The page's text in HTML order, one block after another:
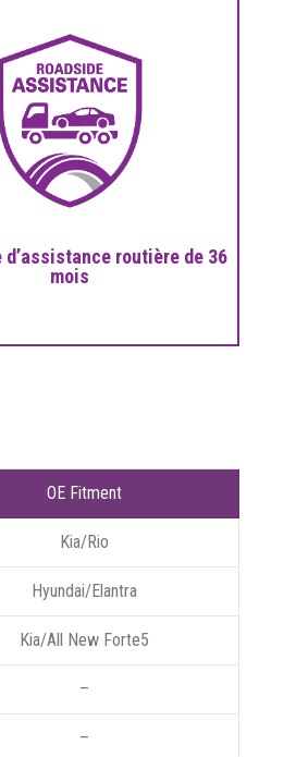
d’assistance routière de 36
mois
OE Fitment
Kia/Rio
Hyundai/Elantra
Kia/All New Forte5
–
–